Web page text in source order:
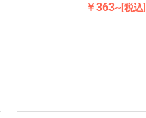
￥363~[税込]